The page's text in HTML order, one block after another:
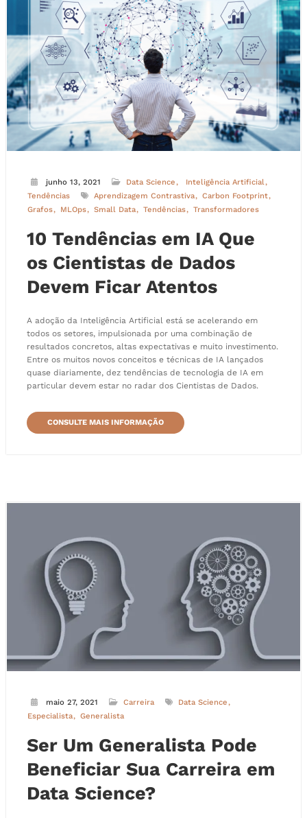
junho 13, 2021 Data Science
Inteligência Artificial
Tendências
Aprendizagem Contrastiva
Carbon Footprint
Grafos
MLOps Small Data Tendências Transformadores
10 Tendências em IA Que
os Cientistas de Dados
Devem Ficar Atentos
A adoção da Inteligência Artificial está se acelerando em
todos os setores, impulsionada por uma combinação de
resultados concretos, altas expectativas e muito investimento.
Entre os muitos novos conceitos e técnicas de IA lançados
quase diariamente, dez tendências de tecnologia de IA em
particular devem estar no radar dos Cientistas de Dados.
CONSULTE MAIS INFORMAÇÃO
maio 27, 2021 Carreira
Data Science
Especialista
Generalista
Ser Um Generalista Pode
Beneficiar Sua Carreira em
Data Science?